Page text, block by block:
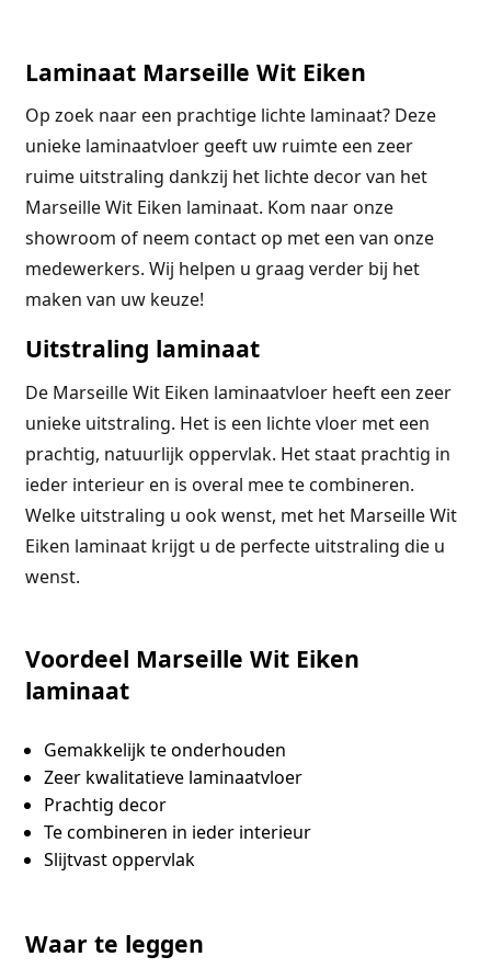
Laminaat Marseille Wit Eiken
Op zoek naar een prachtige lichte laminaat? Deze
unieke laminaatvloer geeft uw ruimte een zeer
ruime uitstraling dankzij het lichte decor van het
Marseille Wit Eiken laminaat. Kom naar onze
showroom of neem contact op met een van onze
medewerkers. Wij helpen u graag verder bij het
maken van uw keuze!
Uitstraling laminaat
De Marseille Wit Eiken laminaatvloer heeft een zeer
unieke uitstraling. Het is een lichte vloer met een
prachtig, natuurlijk oppervlak. Het staat prachtig in
ieder interieur en is overal mee te combineren.
Welke uitstraling u ook wenst, met het Marseille Wit
Eiken laminaat krijgt u de perfecte uitstraling die u
wenst.
Voordeel Marseille Wit Eiken
laminaat
Gemakkelijk te onderhouden
Zeer kwalitatieve laminaatvloer
Prachtig decor
Te combineren in ieder interieur
Slijtvast oppervlak
Waar te leggen